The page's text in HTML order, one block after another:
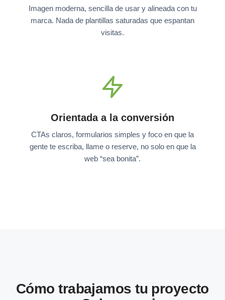
Imagen moderna, sencilla de usar y alineada con tu
marca. Nada de plantillas saturadas que espantan
visitas.
Orientada a la conversión
CTAs claros, formularios simples y foco en que la
gente te escriba, llame o reserve, no solo en que la
web “sea bonita”.
Cómo trabajamos tu proyecto